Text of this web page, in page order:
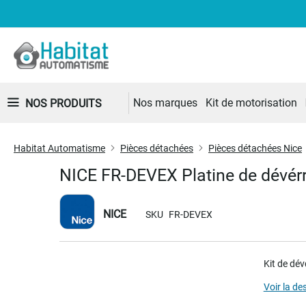
NOS PRODUITS Nos marques Kit de motorisation
Habitat Automatisme Pièces détachées Pièces détachées Nice
NICE FR-DEVEX Platine de
NICE SKU FR-DEVEX
Kit de
Voir la